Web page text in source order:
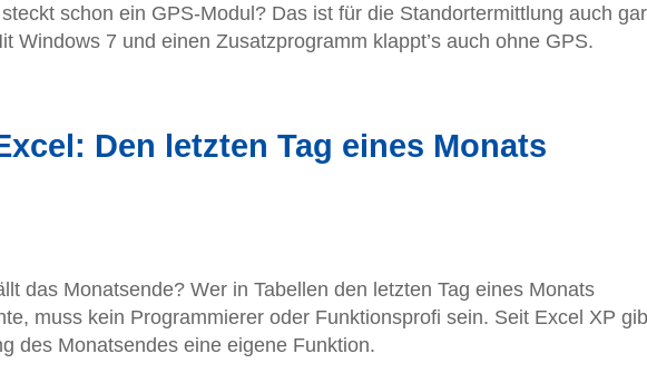
schon ein GPS-Modul? Das ist für die Standortermittlung auch gar
Windows 7 und einen Zusatzprogramm klappt’s auch ohne GPS.
Den letzten Tag eines Monats
das Monatsende? Wer in Tabellen den letzten Tag eines Monats
muss kein Programmierer oder Funktionsprofi sein. Seit Excel XP
des Monatsendes eine eigene Funktion.